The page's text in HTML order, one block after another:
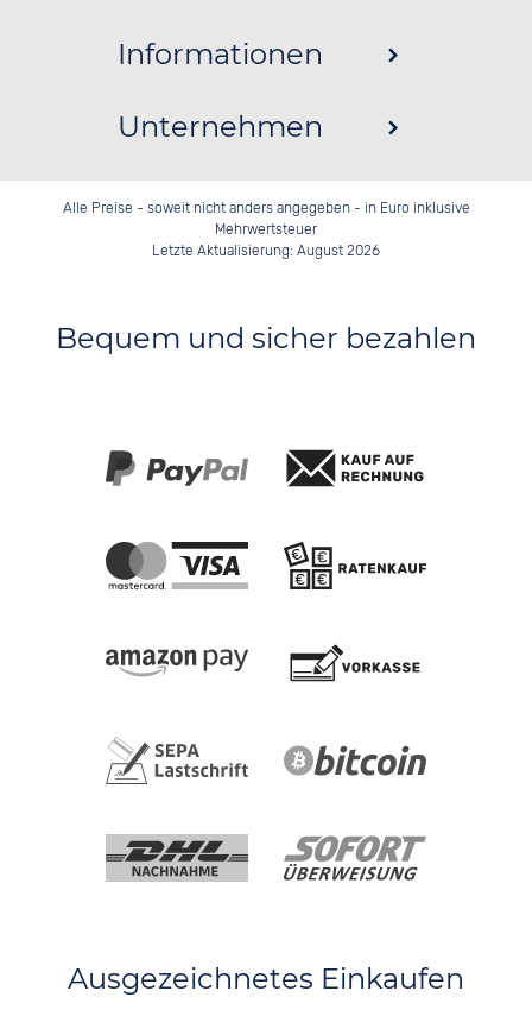
Informationen
Unternehmen
Alle Preise - soweit nicht anders angegeben - in Euro inklusive
Mehrwertsteuer
Letzte Aktualisierung: August 2026
Bequem und sicher bezahlen
Ausgezeichnetes Einkaufen